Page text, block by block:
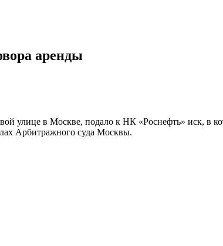
аренды
улице в Москве, подало к НК «Роснефть» иск, в
Арбитражного суда Москвы.